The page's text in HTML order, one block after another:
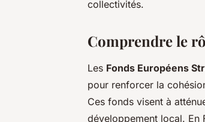
collectivités.
Comprendre le
Les Fonds Européens
pour renforcer la
Ces fonds visent à
développement local. En